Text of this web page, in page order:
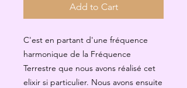
Add to Cart
C'est en partant d'une fréquence
harmonique de la Fréquence
Terrestre que nous avons réalisé cet
elixir si particulier. Nous avons ensuite